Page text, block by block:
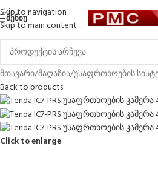
Skip to navigation
Skip to main content
ᲛᲔᲜᲘᲣ
მთავარი/მაღაზია/უსაფრთხოების
Back to products
Click to enlarge